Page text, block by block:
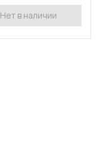
Нет в наличии